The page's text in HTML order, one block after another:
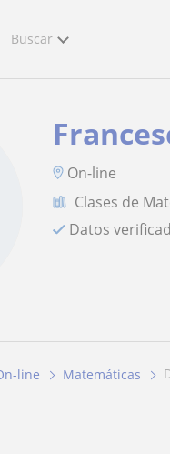
Buscar
On-line
Clases de
Datos
line Matemáticas